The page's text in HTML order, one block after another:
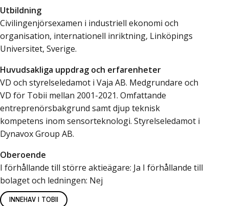
Utbildning
Civilingenjörsexamen i industriell ekonomi och
organisation, internationell inriktning, Linköpings
Universitet, Sverige.
Huvudsakliga uppdrag och erfarenheter
VD och styrelseledamot i Vaja AB. Medgrundare och
VD för Tobii mellan 2001-2021. Omfattande
entreprenörsbakgrund samt djup teknisk
kompetens inom sensorteknologi. Styrelseledamot i
Dynavox Group AB.
Oberoende
I förhållande till större aktieägare: Ja I förhållande till
bolaget och ledningen: Nej
INNEHAV I TOBII